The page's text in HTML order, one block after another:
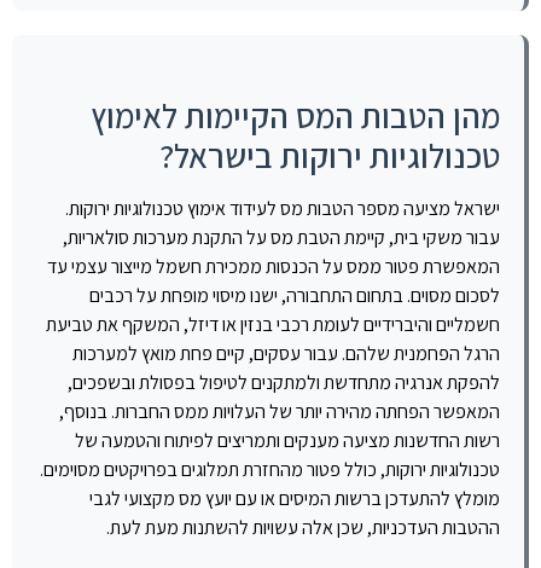
מהן הטבות המס הקיימות לאימוץ
טכנולוגיות ירוקות בישראל?
ישראל מציעה מספר הטבות מס לעידוד אימוץ טכנולוגיות ירוקות.
עבור משקי בית, קיימת הטבת מס על התקנת מערכות סולאריות,
המאפשרת פטור ממס על הכנסות ממכירת חשמל מייצור עצמי עד
לסכום מסוים. בתחום התחבורה, ישנו מיסוי מופחת על רכבים
חשמליים והיברידיים לעומת רכבי בנזין או דיזל, המשקף את טביעת
הרגל הפחמנית שלהם. עבור עסקים, קיים פחת מואץ למערכות
להפקת אנרגיה מתחדשת ולמתקנים לטיפול בפסולת ובשפכים,
המאפשר הפחתה מהירה יותר של העלויות ממס החברות. בנוסף,
רשות החדשנות מציעה מענקים ותמריצים לפיתוח והטמעה של
טכנולוגיות ירוקות, כולל פטור מהחזרת תמלוגים בפרויקטים מסוימים.
מומלץ להתעדכן ברשות המיסים או עם יועץ מס מקצועי לגבי
ההטבות העדכניות, שכן אלה עשויות להשתנות מעת לעת.